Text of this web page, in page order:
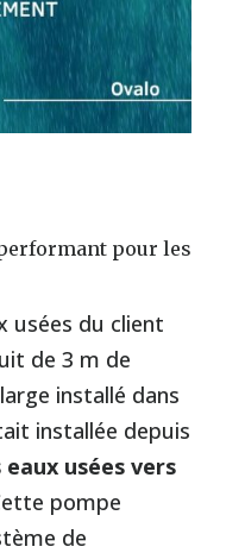
pour les
usées du client
de 3 m de
installé dans
installée depuis
usées vers
pompe
de